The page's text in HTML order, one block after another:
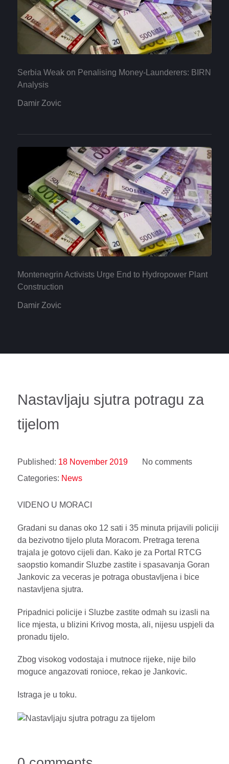
Serbia Weak on Penalising Money-Launderers: BIRN
Analysis
Damir Zovic
Montenegrin Activists Urge End to Hydropower Plant
Construction
Damir Zovic
Nastavljaju sjutra potragu za
tijelom
Published: 18 November 2019
No comments
Categories: News
VIDENO U MORACI
Gradani su danas oko 12 sati i 35 minuta prijavili policiji
da bezivotno tijelo pluta Moracom. Pretraga terena
trajala je gotovo cijeli dan. Kako je za Portal RTCG
saopstio komandir Sluzbe zastite i spasavanja Goran
Jankovic za veceras je potraga obustavljena i bice
nastavljena sjutra.
Pripadnici policije i Sluzbe zastite odmah su izasli na
lice mjesta, u blizini Krivog mosta, ali, nijesu uspjeli da
pronadu tijelo.
Zbog visokog vodostaja i mutnoce rijeke, nije bilo
moguce angazovati ronioce, rekao je Jankovic.
Istraga je u toku.